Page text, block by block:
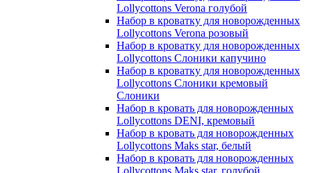
Lollycottons Verona голубой
Набор в кроватку для новорожденных
Lollycottons Verona розовый
Набор в кроватку для новорожденных
Lollycottons Слоники капучино
Набор в кроватку для новорожденных
Lollycottons Слоники кремовый
Слоники
Набор в кровать для новорожденных
Lollycottons DENI, кремовый
Набор в кровать для новорожденных
Lollycottons Maks star, белый
Набор в кровать для новорожденных
Lollycottons Maks star, голубой